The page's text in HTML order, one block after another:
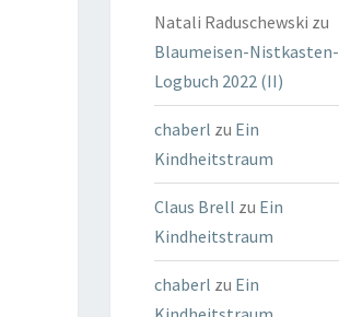
Natali Raduschewski zu
Blaumeisen-Nistkasten-
Logbuch 2022 (II)
chaberl zu Ein
Kindheitstraum
Claus Brell zu Ein
Kindheitstraum
chaberl zu Ein